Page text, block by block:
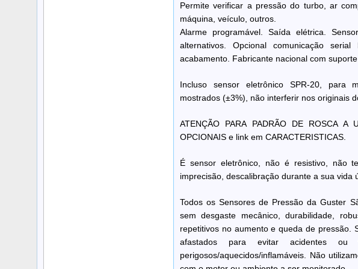
Permite verificar a pressão do turbo, ar
máquina, veículo, outros.
Alarme programável. Saída elétrica.
alternativos. Opcional comunicação
acabamento. Fabricante nacional com
Incluso sensor eletrônico SPR-20, para
mostrados (±3%), não interferir nos originais
ATENÇÃO PARA PADRÃO DE ROSCA A
OPCIONAIS e link em CARACTERISTICAS.
É sensor eletrônico, não é resistivo, não
imprecisão, descalibração durante a sua vida
Todos os Sensores de Pressão da Guster
sem desgaste mecânico, durabilidade,
repetitivos no aumento e queda de pressão.
afastados para evitar acidentes ou
perigosos/aquecidos/inflamáveis. Não